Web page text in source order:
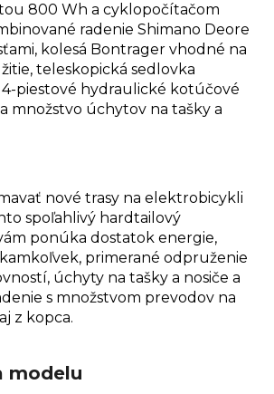
800 Wh a cyklopočítačom
radenie Shimano Deore
kolesá Bontrager vhodné na
teleskopická sedlovka
piestové hydraulické kotúčové
množstvo úchytov na tašky a
nové trasy na elektrobicykli
spoľahlivý hardtailový
ponúka dostatok energie,
primerané odpruženie
úchyty na tašky a nosiče a
s množstvom prevodov na
z kopca.
modelu